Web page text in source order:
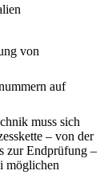
von
auf
muss sich
– von der
zur Endprüfung –
möglichen